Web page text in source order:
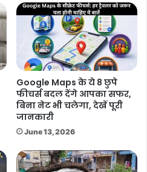
Google Maps के ये 8 छुपे
फीचर्स बदल देंगे आपका सफर,
बिना नेट भी चलेगा, देखें पूरी
जानकारी
June 13, 2026